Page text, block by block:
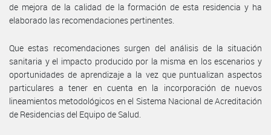
de mejora de la calidad de la formación de esta residencia y ha
elaborado las recomendaciones pertinentes.
Que estas recomendaciones surgen del análisis de la situación
sanitaria y el impacto producido por la misma en los escenarios y
oportunidades de aprendizaje a la vez que puntualizan aspectos
particulares a tener en cuenta en la incorporación de nuevos
lineamientos metodológicos en el Sistema Nacional de Acreditación
de Residencias del Equipo de Salud.